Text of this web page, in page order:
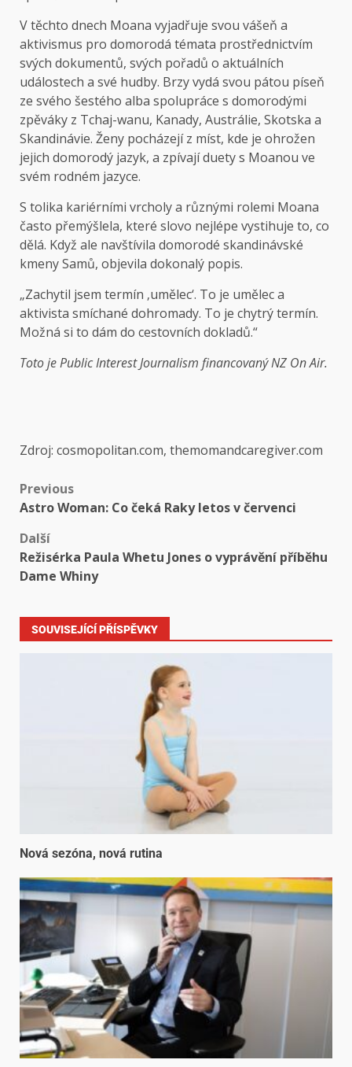
V těchto dnech Moana vyjadřuje svou vášeň a
aktivismus pro domorodá témata prostřednictvím
svých dokumentů, svých pořadů o aktuálních
událostech a své hudby. Brzy vydá svou pátou píseň
ze svého šestého alba spolupráce s domorodými
zpěváky z Tchaj-wanu, Kanady, Austrálie, Skotska a
Skandinávie. Ženy pocházejí z míst, kde je ohrožen
jejich domorodý jazyk, a zpívají duety s Moanou ve
svém rodném jazyce.
S tolika kariérními vrcholy a různými rolemi Moana
často přemýšlela, které slovo nejlépe vystihuje to, co
dělá. Když ale navštívila domorodé skandinávské
kmeny Samů, objevila dokonalý popis.
„Zachytil jsem termín ‚umělec‘. To je umělec a
aktivista smíchané dohromady. To je chytrý termín.
Možná si to dám do cestovních dokladů.“
Toto je Public Interest Journalism financovaný NZ On Air.
Zdroj: cosmopolitan.com, themomandcaregiver.com
Previous
Astro Woman: Co čeká Raky letos v červenci
Další
Režisérka Paula Whetu Jones o vyprávění příběhu
Dame Whiny
SOUVISEJÍCÍ PŘÍSPĚVKY
Nová sezóna, nová rutina